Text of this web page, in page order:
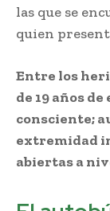
las que se
quien
Entre los
de 19 años
consciente;
extremidad
abiertas a